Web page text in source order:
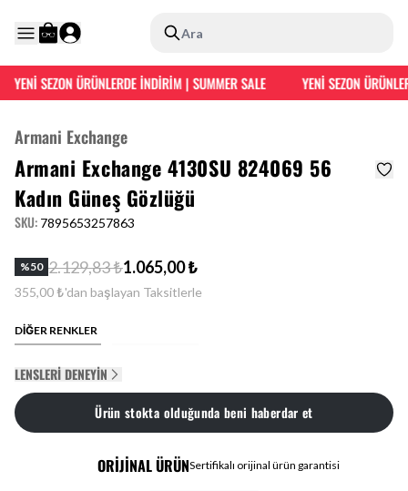
Ara
YENİ SEZON ÜRÜNLERDE İNDİRİM | SUMMER SALE YENİ SEZON
Armani Exchange
Armani Exchange 4130SU 824069 56
Kadın Güneş Gözlüğü
SKU: 7895653257863
%50 2.129,83 ₺1.065,00 ₺
355,00 ₺'dan başlayan Taksitlerle
DİĞER RENKLER
LENSLERI DENEYIN
Ürün stokta olduğunda beni haberdar et
ORİJİNAL ÜRÜNSertifikalı orijinal ürün garantisi